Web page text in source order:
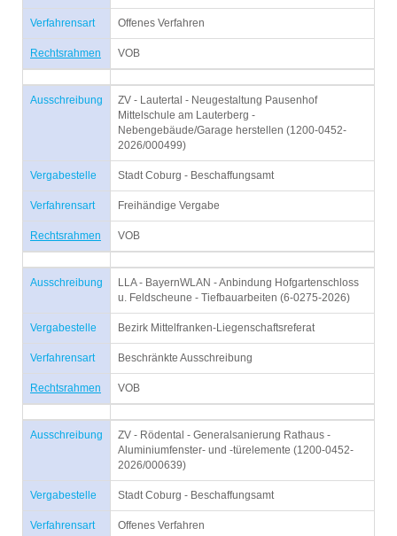
Verfahrensart Offenes Verfahren
Rechtsrahmen VOB
Ausschreibung
ZV - Lautertal - Neugestaltung Pausenhof
Mittelschule am Lauterberg -
Nebengebäude/Garage herstellen (1200-0452-
2026/000499)
Vergabestelle Stadt Coburg - Beschaffungsamt
Verfahrensart Freihändige Vergabe
Rechtsrahmen VOB
Ausschreibung
LLA - BayernWLAN - Anbindung Hofgartenschloss
u. Feldscheune - Tiefbauarbeiten (6-0275-2026)
Vergabestelle Bezirk Mittelfranken-Liegenschaftsreferat
Verfahrensart Beschränkte Ausschreibung
Rechtsrahmen VOB
Ausschreibung
ZV - Rödental - Generalsanierung Rathaus -
Aluminiumfenster- und -türelemente (1200-0452-
2026/000639)
Vergabestelle Stadt Coburg - Beschaffungsamt
Verfahrensart Offenes Verfahren